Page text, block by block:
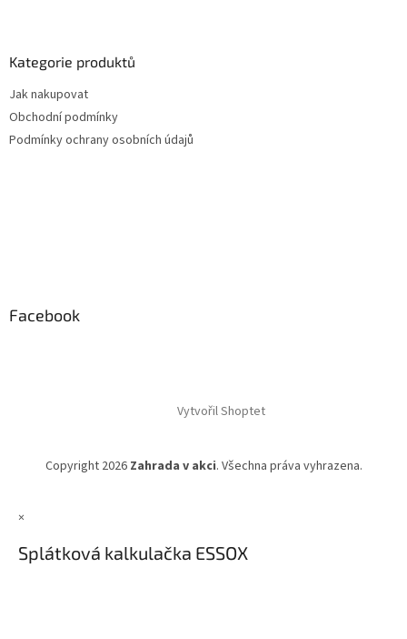
Kategorie produktů
Jak nakupovat
Obchodní podmínky
Podmínky ochrany osobních údajů
Facebook
Vytvořil Shoptet
Copyright 2026 Zahrada v akci. Všechna práva vyhrazena.
×
Splátková kalkulačka ESSOX